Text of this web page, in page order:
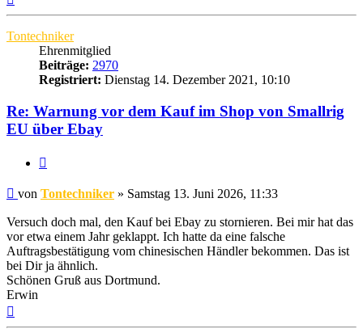
oben
Tontechniker
Ehrenmitglied
Beiträge: 2970
Registriert: Dienstag 14. Dezember 2021, 10:10
Re: Warnung vor dem Kauf im Shop von Smallrig
EU über Ebay
Beitrag
von Tontechniker » Samstag 13. Juni 2026, 11:33
Versuch doch mal, den Kauf bei Ebay zu stornieren. Bei mir hat das
vor etwa einem Jahr geklappt. Ich hatte da eine falsche
Auftragsbestätigung vom chinesischen Händler bekommen. Das ist
bei Dir ja ähnlich.
Schönen Gruß aus Dortmund.
Erwin